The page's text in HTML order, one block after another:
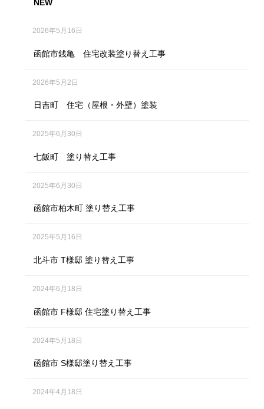
NEW
2026年5月16日
函館市銭亀 住宅改装塗り替え工事
2026年5月2日
日吉町 住宅（屋根・外壁）塗装
2025年6月30日
七飯町 塗り替え工事
2025年6月30日
函館市柏木町 塗り替え工事
2025年5月16日
北斗市 T様邸 塗り替え工事
2024年6月18日
函館市 F様邸 住宅塗り替え工事
2024年5月18日
函館市 S様邸塗り替え工事
2024年4月18日